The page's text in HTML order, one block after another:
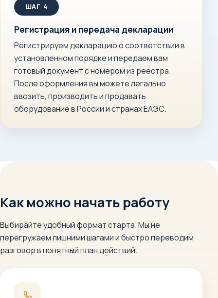
Регистрация и передача декларации
Регистрируем декларацию о соответствии в
установленном порядке и передаем вам
готовый документ с номером из реестра.
После оформления вы можете легально
ввозить, производить и продавать
оборудование в России и странах ЕАЭС.
Как можно начать работу
Выбирайте удобный формат старта. Мы не
перегружаем лишними шагами и быстро переводим
разговор в понятный план действий.